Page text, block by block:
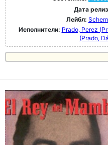
Дата
Лейбл:
Исполнители: Prado, Perez
(Prado,